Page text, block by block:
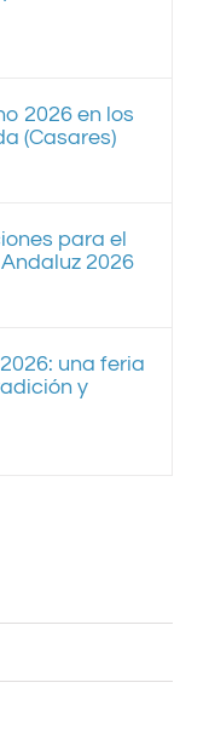
2026 en los
(Casares)
para el
2026
una feria
y